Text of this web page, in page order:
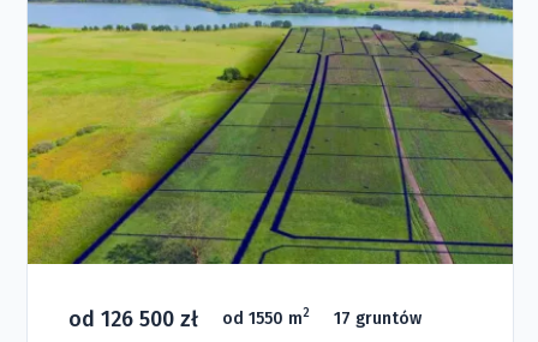
od 126 500 zł od 1550 m2 17 gruntów